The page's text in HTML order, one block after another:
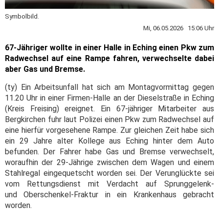
Symbolbild.
Mi, 06.05.2026 15:06 Uhr
67-Jähriger wollte in einer Halle in Eching einen Pkw zum
Radwechsel auf eine Rampe fahren, verwechselte dabei
aber Gas und Bremse.
(ty) Ein Arbeitsunfall hat sich am Montagvormittag gegen
11.20 Uhr in einer Firmen-Halle an der Dieselstraße in Eching
(Kreis Freising) ereignet. Ein 67-jähriger Mitarbeiter aus
Bergkirchen fuhr laut Polizei einen Pkw zum Radwechsel auf
eine hierfür vorgesehene Rampe. Zur gleichen Zeit habe sich
ein 29 Jahre alter Kollege aus Eching hinter dem Auto
befunden. Der Fahrer habe Gas und Bremse verwechselt,
woraufhin der 29-Jährige zwischen dem Wagen und einem
Stahlregal eingequetscht worden sei. Der Verunglückte sei
vom Rettungsdienst mit Verdacht auf Sprunggelenk-
und Oberschenkel-Fraktur in ein Krankenhaus gebracht
worden.